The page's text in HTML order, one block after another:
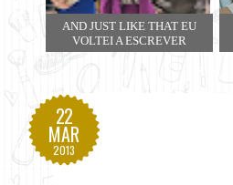
AND JUST LIKE THAT EU
VOLTEI A ESCREVER
22
MAR
2013